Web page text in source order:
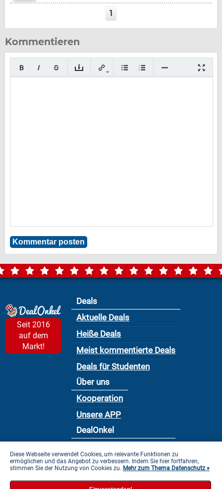
1
Kommentieren
Seit 2016
auf dem
Markt!
Deals
Aktuelle Deals
Heiße Deals
Meist kommentierte Deals
Deals für Studenten
Über uns
Kooperation
Unsere APP
DealOnkel
Datenschutzbestimmung
Impressum
Diese Webseite verwendet Cookies, um relevante Funktionen zu
ermöglichen und das Angebot zu verbessern. Indem Sie hier fortfahren,
stimmen Sie der Nutzung von Cookies zu. Mehr zum Thema Datenschutz »